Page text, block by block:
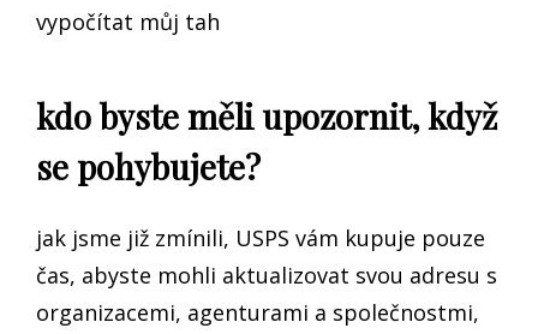
vypočítat můj tah
kdo byste měli upozornit, když
se pohybujete?
jak jsme již zmínili, USPS vám kupuje pouze
čas, abyste mohli aktualizovat svou adresu s
organizacemi, agenturami a společnostmi,